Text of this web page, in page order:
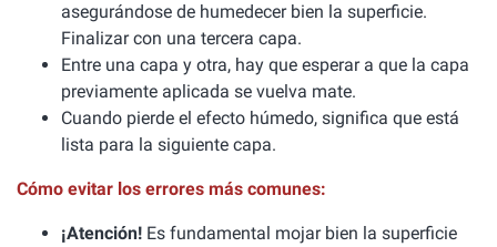
asegurándose de humedecer bien la superficie.
Finalizar con una tercera capa.
Entre una capa y otra, hay que esperar a que la capa
previamente aplicada se vuelva mate.
Cuando pierde el efecto húmedo, significa que está
lista para la siguiente capa.
Cómo evitar los errores más comunes:
¡Atención! Es fundamental mojar bien la superficie